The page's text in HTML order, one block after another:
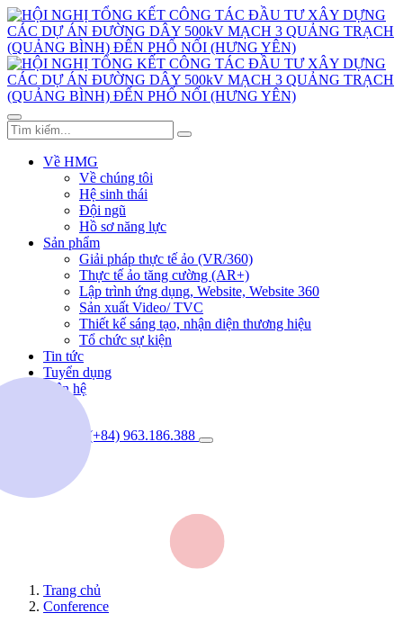
Về HMG
Về chúng tôi
Hệ sinh thái
Đội ngũ
Hồ sơ năng lực
Sản phẩm
Giải pháp thực tế ảo (VR/360)
Thực tế ảo tăng cường (AR+)
Lập trình ứng dụng, Website, Website 360
Sản xuất Video/ TVC
Thiết kế sáng tạo, nhận diện thương hiệu
Tổ chức sự kiện
Tin tức
Tuyển dụng
Liên hệ
(+84) 963.186.388
Trang chủ
Conference